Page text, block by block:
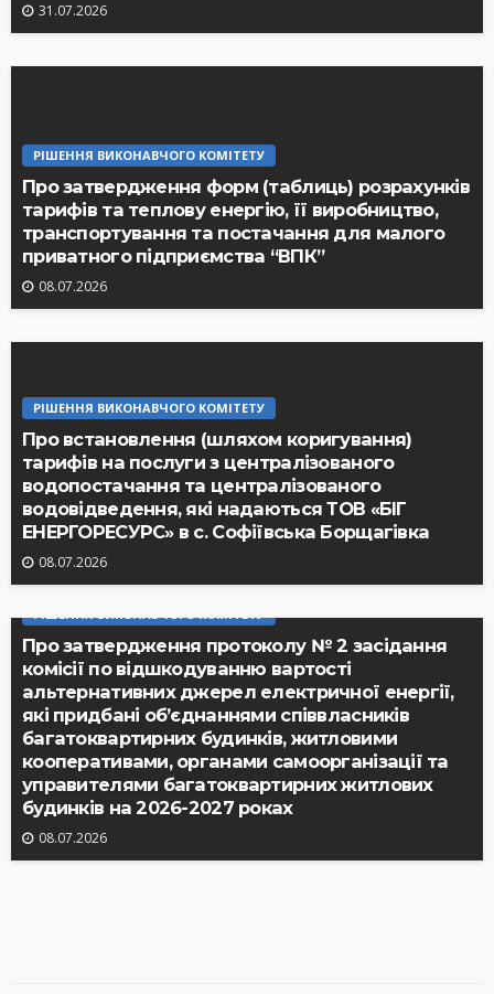
31.07.2026
РІШЕННЯ ВИКОНАВЧОГО КОМІТЕТУ
Про затвердження форм (таблиць) розрахунків
тарифів та теплову енергію, її виробництво,
транспортування та постачання для малого
приватного підприємства “ВПК”
08.07.2026
РІШЕННЯ ВИКОНАВЧОГО КОМІТЕТУ
Про встановлення (шляхом коригування)
тарифів на послуги з централізованого
водопостачання та централізованого
водовідведення, які надаються ТОВ «БІГ
ЕНЕРГОРЕСУРС» в с. Софіївська Борщагівка
08.07.2026
Про затвердження протоколу № 2 засідання
комісії по відшкодуванню вартості
альтернативних джерел електричної енергії,
які придбані об’єднаннями співвласників
багатоквартирних будинків, житловими
кооперативами, органами самоорганізації та
управителями багатоквартирних житлових
будинків на 2026-2027 роках
08.07.2026